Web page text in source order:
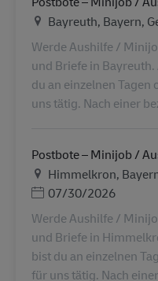
地点Bayreuth, Bayern,
Werde Aushilfe /
und Briefe in
du an einzelnen
uns tätig. Nach einer
Postbote – Minijob /
地点Himmelkron,
Posted Date
07/30/2026
Werde Aushilfe /
und Briefe in
bist du an einzelnen
für uns tätig. Nach